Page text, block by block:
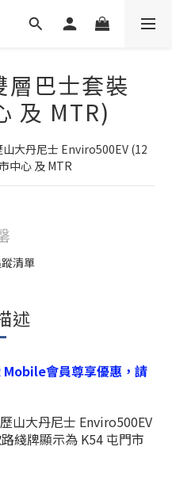
巴士套裝
及 MTR)
大丹尼士 Enviro500EV (12
中心 及 MTR
清單
述
Mobile會員尊享優惠，請
山大丹尼士 Enviro500EV
綫牌顯示為 K54 屯門市